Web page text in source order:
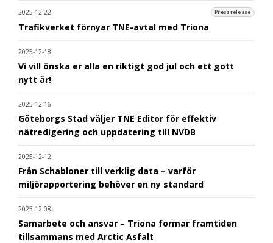
2025-12-22 Pressrelease
Trafikverket förnyar TNE-avtal med Triona
2025-12-18
Vi vill önska er alla en riktigt god jul och ett gott
nytt år!
2025-12-16
Göteborgs Stad väljer TNE Editor för effektiv
nätredigering och uppdatering till NVDB
2025-12-12
Från Schabloner till verklig data – varför
miljörapportering behöver en ny standard
2025-12-08
Samarbete och ansvar – Triona formar framtiden
tillsammans med Arctic Asfalt